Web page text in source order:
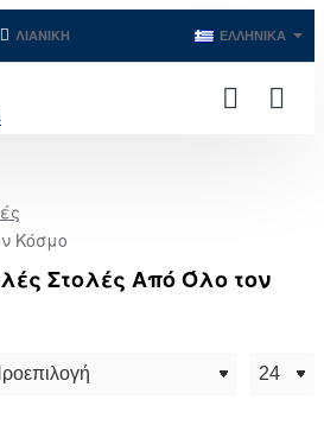
ΛΙΑΝΙΚΉ ΕΛΛΗΝΙΚΆ
Κόσμο
Στολές Από Όλο τον